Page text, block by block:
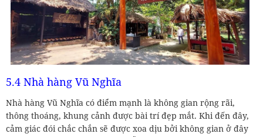
5.4 Nhà hàng Vũ Nghĩa
Nhà hàng Vũ Nghĩa có điểm mạnh là không gian rộng rãi,
thông thoáng, khung cảnh được bài trí đẹp mắt. Khi đến đây,
cảm giác đói chắc chắn sẽ được xoa dịu bởi không gian ở đây